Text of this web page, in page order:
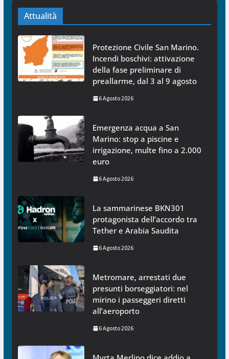
Attualità
Protezione Civile San Marino.
Incendi boschivi: attivazione
della fase preliminare di
preallarme, dal 3 al 9 agosto
6 Agosto 2026
Emergenza acqua a San
Marino: stop a piscine e
irrigazione, multe fino a 2.000
euro
6 Agosto 2026
La sammarinese BKN301
protagonista dell’accordo tra
Tether e Arabia Saudita
6 Agosto 2026
Metromare, arrestati due
presunti borseggiatori: nel
mirino i passeggeri diretti
all’aeroporto
6 Agosto 2026